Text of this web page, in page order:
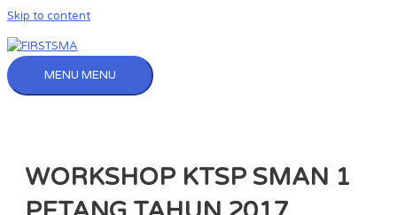
Skip to content
MENU MENU
WORKSHOP KTSP SMAN 1